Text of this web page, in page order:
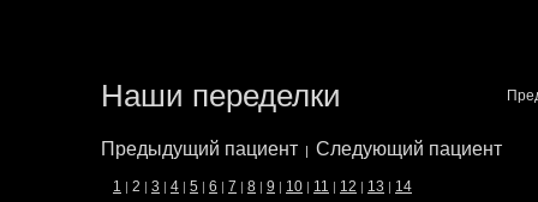
Наши переделки
Предыдущий пациент | Следующий пациент
1 | 2 | 3 | 4 | 5 | 6 | 7 | 8 | 9 | 10 | 11 | 12 | 13 | 14